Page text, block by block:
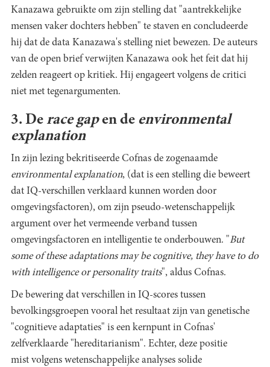
Kanazawa gebruikte om zijn stelling dat "aantrekkelijke
mensen vaker dochters hebben" te staven en concludeerde
hij dat de data Kanazawa's stelling niet bewezen. De auteurs
van de open brief verwijten Kanazawa ook het feit dat hij
zelden reageert op kritiek. Hij engageert volgens de critici
niet met tegenargumenten.
3. De race gapen de environmental
explanation
In zijn lezing bekritiseerde Cofnas de zogenaamde
environmental explanation, (dat is een stelling die beweert
dat IQ-verschillen verklaard kunnen worden door
omgevingsfactoren), om zijn pseudo-wetenschappelijk
argument over het vermeende verband tussen
omgevingsfactoren en intelligentie te onderbouwen. "But
some of these adaptations may be cognitive, they have to do
with intelligence or personality traits", aldus Cofnas.
De bewering dat verschillen in IQ-scores tussen
bevolkingsgroepen vooral het resultaat zijn van genetische
"cognitieve adaptaties" is een kernpunt in Cofnas'
zelfverklaarde "hereditarianism". Echter, deze positie
mist volgens wetenschappelijke analyses solide